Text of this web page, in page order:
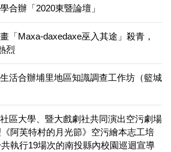
合辦「2020東暨論壇」
「Maxa-daxedaxe巫入其途」殺青，
烈
活合辦埔里地區知識調查工作坊（籃城
區大學、暨大戲劇社共同演出空污劇場
《阿芙特村的月光節》空污繪本志工培
執行19場次的南投縣內校園巡迴宣導